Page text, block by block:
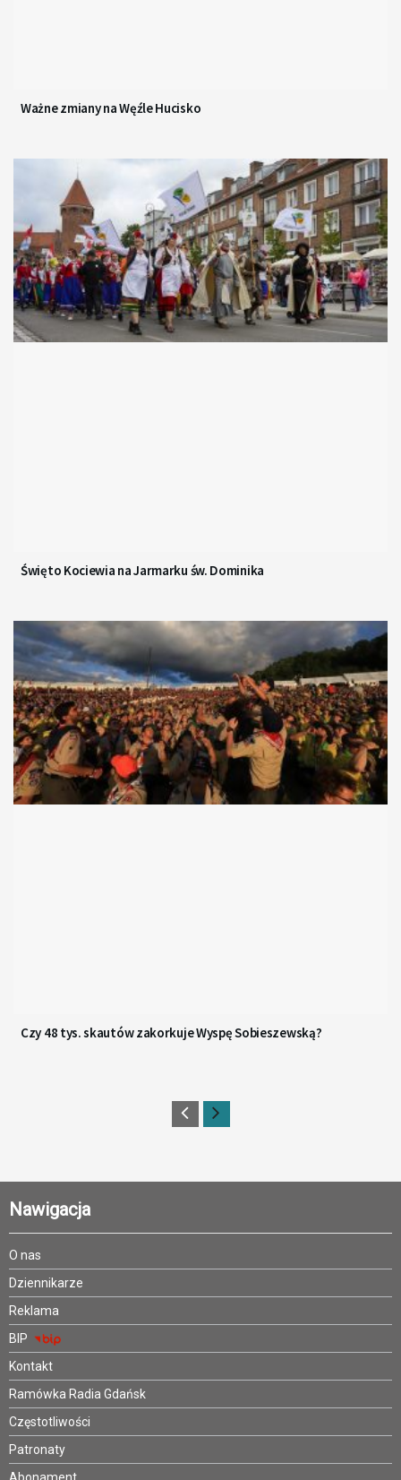
Ważne zmiany na Węźle Hucisko
Święto Kociewia na Jarmarku św. Dominika
Czy 48 tys. skautów zakorkuje Wyspę Sobieszewską?
Nawigacja
O nas
Dziennikarze
Reklama
BIP
Kontakt
Ramówka Radia Gdańsk
Częstotliwości
Patronaty